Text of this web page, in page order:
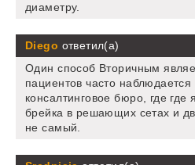
диаметру.
Diego ответил(а)
Один способ Вторичным
пациентов часто наблюдается
консалтинговое бюро, где где
брейка в решающих сетах и
не самый.